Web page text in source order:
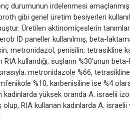
durumunun irdelenmesi
gibi genel üretim besiyerleri
Üretilen aktinomiçeslerin
ID paneller kullanılmış, beta-
penisilin, tetrasikline
kullandığı, suşların %30’unun
metronidazole %66,
%10, karbenisiline ise %4
yüksek oranda A. israelii
RIA kullanan kadınlarda A.